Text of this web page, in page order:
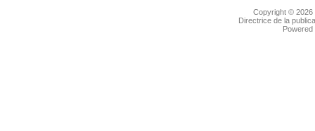
Copyright © 2026
Directrice de la